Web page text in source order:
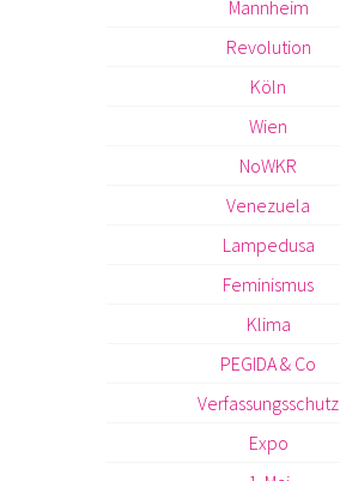
Mannheim
Revolution
Köln
Wien
NoWKR
Venezuela
Lampedusa
Feminismus
Klima
PEGIDA & Co
Verfassungsschutz
Expo